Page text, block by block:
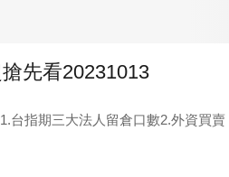
先看20231013
台指期三大法人留倉口數2.外資買賣